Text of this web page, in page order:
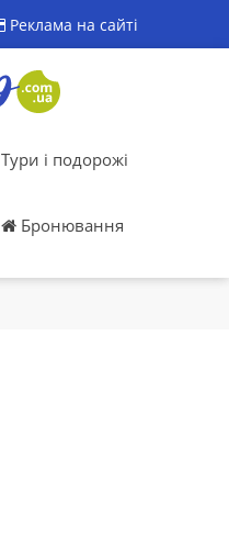
Реклама на сайті
Тури і подорожі
Бронювання